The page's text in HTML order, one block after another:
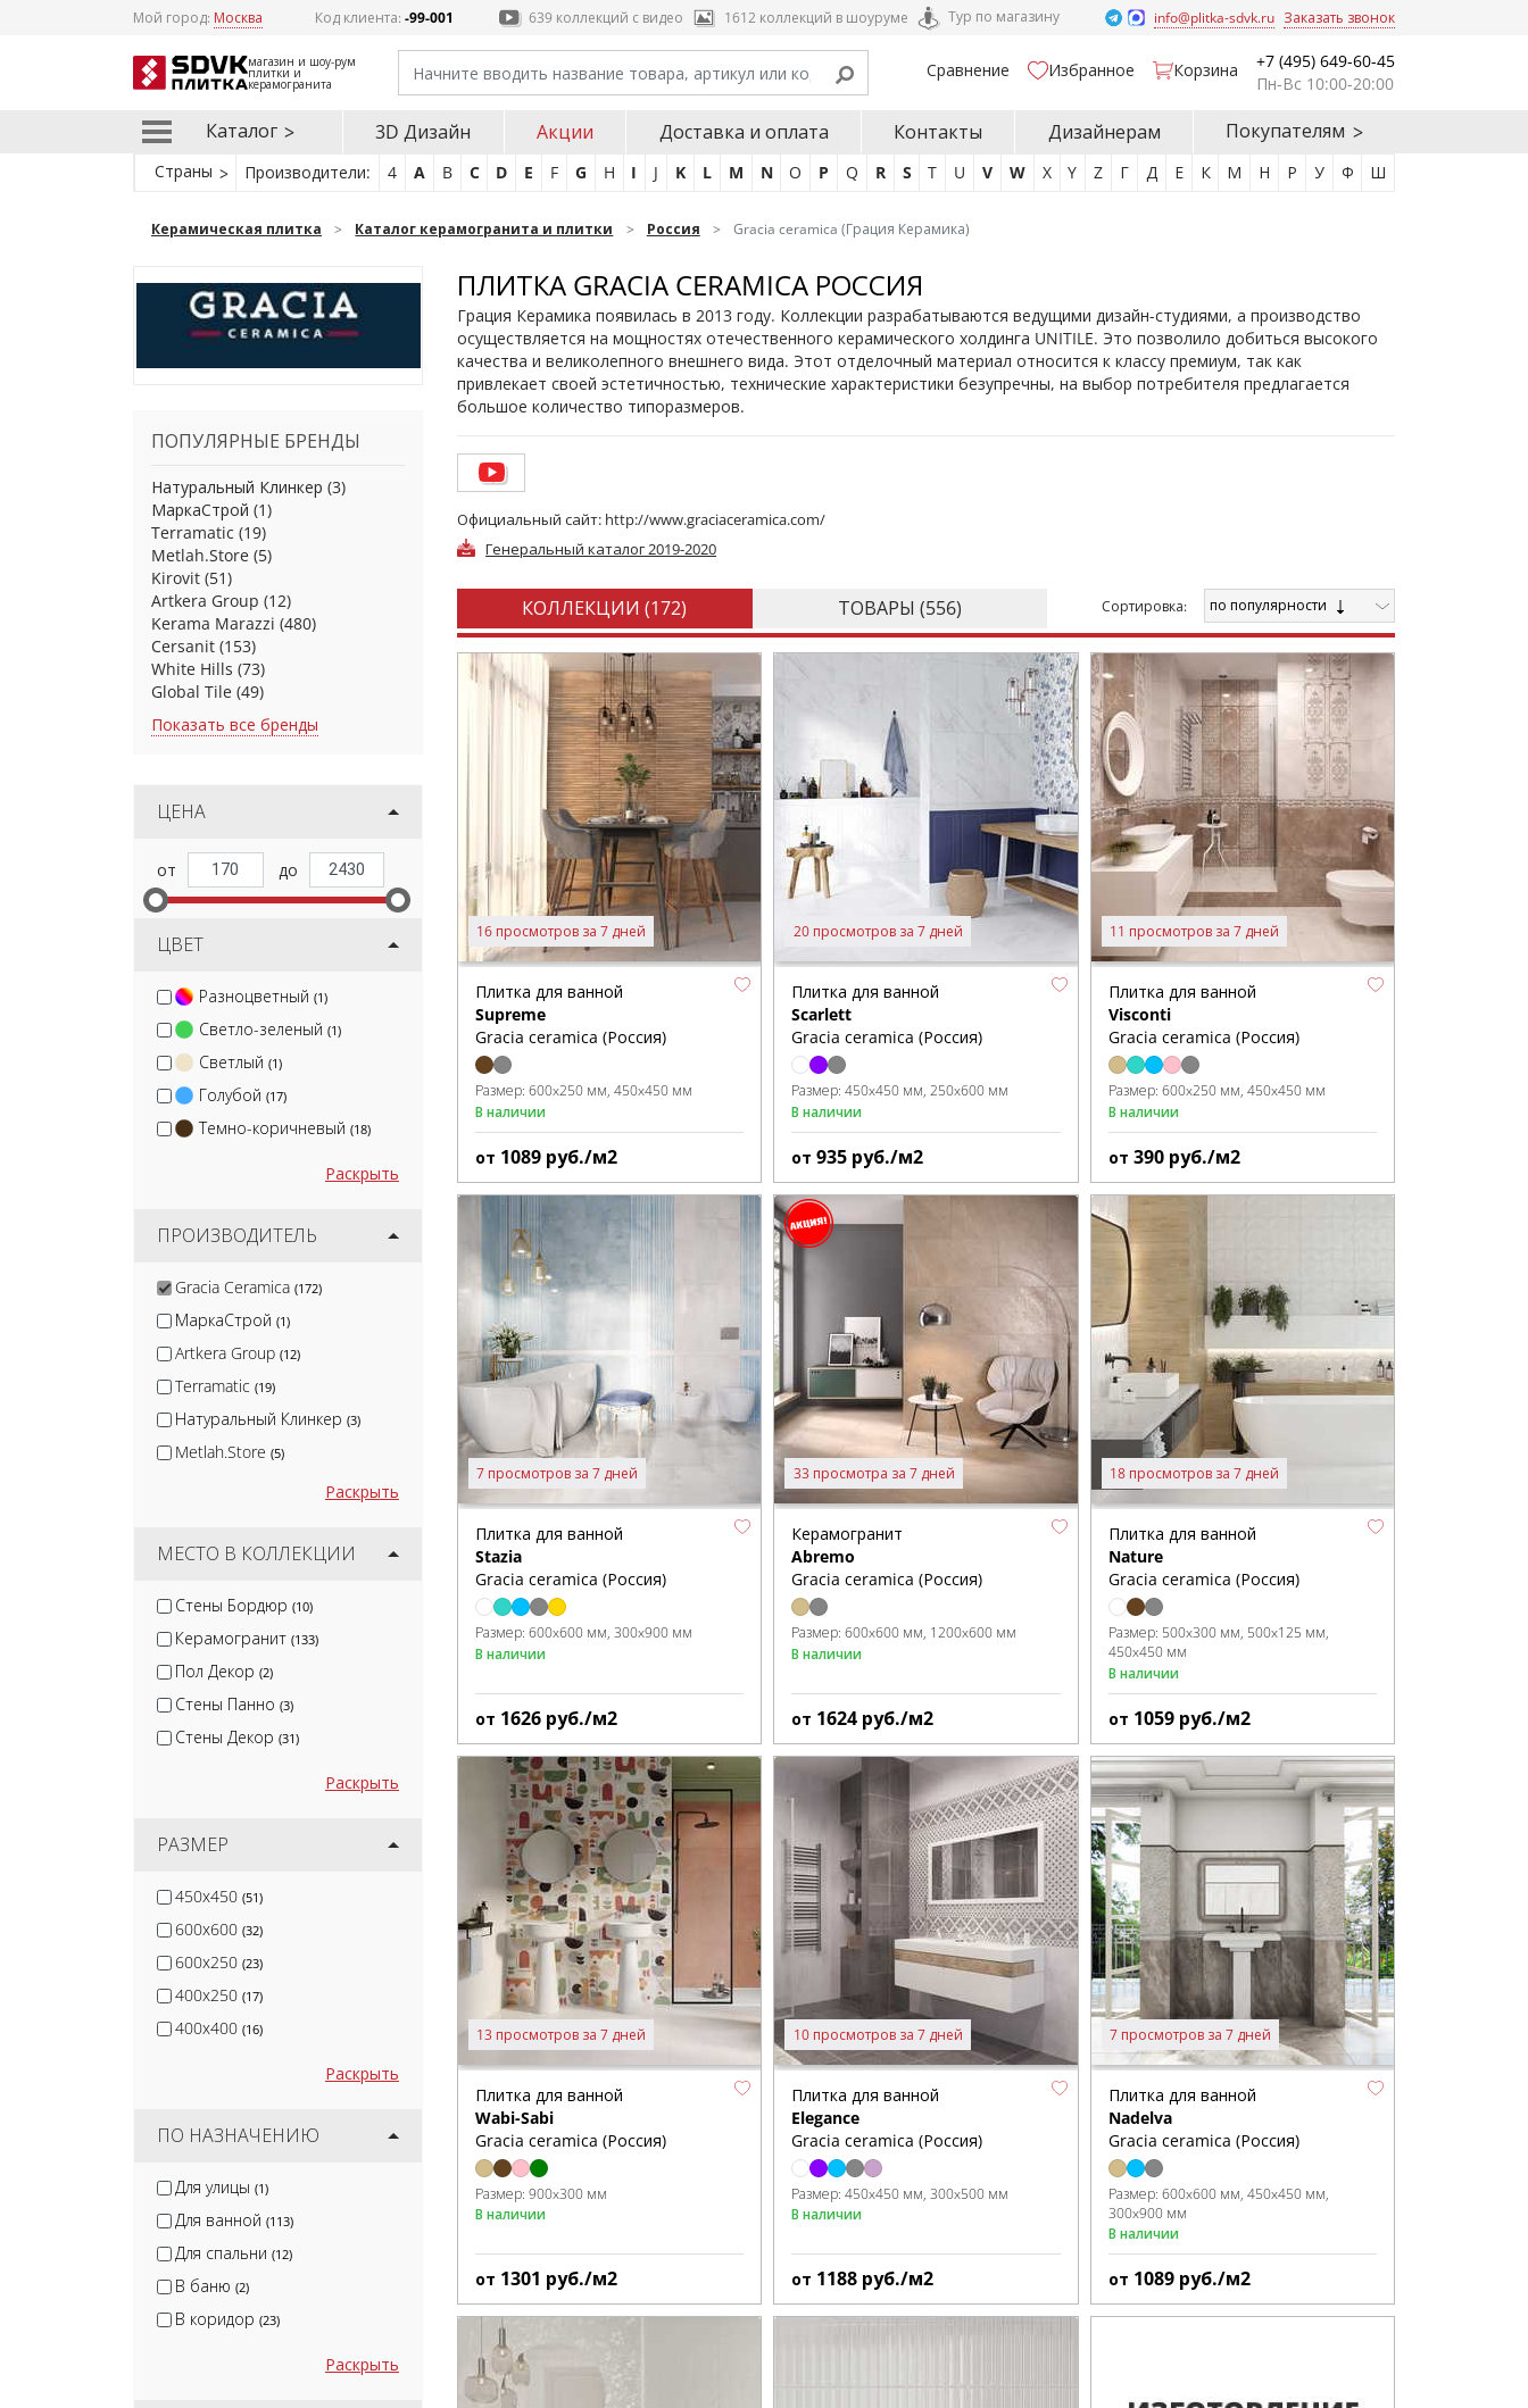
Мой город: Москва Код клиента:-99-001 639 коллекций с видео 1612 коллекций в шоуруме Тур по магазину info@plitka-sdvk.ru Заказать звонок
магазин и шоу-рум
плитки и
керамогранита
Сравнение Избранное Корзина
+7 (495) 649-60-45
Пн-Вс 10:00-20:00
Каталог 3D Дизайн Акции Доставка и оплата Контакты Дизайнерам Покупателям
Страны Производители: 4 A B C D E F G H I J K L M N O P Q R S T U V W X Y Z Г Д Е К М Н Р У Ф Ш
Керамическая плитка Каталог керамогранита и плитки Россия Gracia ceramica (Грация Керамика)
ПОПУЛЯРНЫЕ БРЕНДЫ
Натуральный Клинкер (3)
МаркаСтрой (1)
Terramatic (19)
Metlah.Store (5)
Kirovit (51)
Artkera Group (12)
Kerama Marazzi (480)
Cersanit (153)
White Hills (73)
Global Tile (49)
Показать все бренды
ЦЕНА
ЦВЕТ
Разноцветный (1)
Светло-зеленый (1)
Светлый (1)
Голубой (17)
Темно-коричневый (18)
Раскрыть
ПРОИЗВОДИТЕЛЬ
Gracia Ceramica (172)
МаркаСтрой (1)
Artkera Group (12)
Terramatic (19)
Натуральный Клинкер (3)
Metlah.Store (5)
Cersanit (153)
Global Tile (49)
Керлайф
Раскрыть
МЕСТО В КОЛЛЕКЦИИ
Стены Бордюр (10)
Керамогранит (133)
Пол Декор (2)
Стены Панно (3)
Стены Декор (31)
Раскрыть
РАЗМЕР
450x450 (51)
600x600 (32)
600x250 (23)
400x250 (17)
400x400 (16)
Раскрыть
ПО НАЗНАЧЕНИЮ
Для улицы (1)
Для ванной (113)
Для спальни (12)
В баню (2)
В коридор (23)
Раскрыть
ПЛИТКА GRACIA CERAMICA РОССИЯ
Грация Керамика появилась в 2013 году. Коллекции разрабатываются ведущими дизайн-студиями, а производство
осуществляется на мощностях отечественного керамического холдинга UNITILE. Это позволило добиться высокого
качества и великолепного внешнего вида. Этот отделочный материал относится к классу премиум, так как
привлекает своей эстетичностью, технические характеристики безупречны, на выбор потребителя предлагается
большое количество типоразмеров.
Официальный сайт: http://www.graciaceramica.com/
Генеральный каталог 2019-2020
КОЛЛЕКЦИИ (172) ТОВАРЫ (556) Cортировка: по популярности
16 просмотров за 7 дней
Плитка для ванной
Supreme
Gracia ceramica (Россия)
Размер: 600x250 мм 450x450 мм
В наличии
от 1089 руб./м2
20 просмотров за 7 дней
Плитка для ванной
Scarlett
Gracia ceramica (Россия)
Размер:450x450 мм 250x600 мм
В наличии
от935 руб./м2
11 просмотров за 7 дней
Плитка для ванной
Visconti
Gracia ceramica (Россия)
Размер: 600x250 мм 450x450 мм
В наличии
от 390 руб./м2
7 просмотров за 7 дней
Плитка для ванной
Stazia
Gracia ceramica (Россия)
Размер: 600x600 мм 300x900 мм
В наличии
от 1626 руб./м2
33 просмотра за 7 дней
Керамогранит
Abremo
Gracia ceramica (Россия)
Размер:600x600 мм 1200x600 мм
В наличии
от 1624 руб./м2
18 просмотров за 7 дней
Плитка для ванной
Nature
Gracia ceramica (Россия)
Размер: 500x300 мм 500x125 мм
450x450 мм
В наличии
от 1059 руб./м2
13 просмотров за 7 дней
Плитка для ванной
Wabi-Sabi
Gracia ceramica (Россия)
Размер: 900x300 мм
В наличии
от 1301 руб./м2
10 просмотров за 7 дней
Плитка для ванной
Elegance
Gracia ceramica (Россия)
Размер:450x450 мм 300x500 мм
В наличии
от 1188 руб./м2
7 просмотров за 7 дней
Плитка для ванной
Nadelva
Gracia ceramica (Россия)
Размер: 600x600 мм 450x450 мм
300x900 мм
В наличии
от 1089 руб./м2